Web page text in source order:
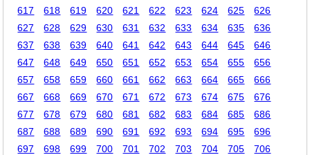
617
618 619 620 621 622 623 624 625
626
627
628 629 630 631 632 633 634 635
636
637
638 639 640 641 642 643 644 645
646
647
648 649 650 651 652 653 654 655
656
657
658 659 660 661 662 663 664 665
666
667
668 669 670 671 672 673 674 675
676
677
678 679 680 681 682 683 684 685
686
687
688 689 690 691 692 693 694 695
696
697
698 699 700 701 702 703 704 705
706